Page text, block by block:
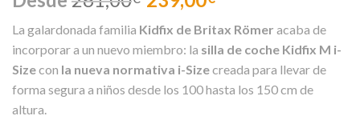
La galardonada familia Kidfix de Britax Römer acaba de
incorporar a un nuevo miembro: la silla de coche Kidfix M i-
Sizecon la nueva normativa i-Sizecreada para llevar de
forma segura a niños desde los 100 hasta los 150 cm de
altura.